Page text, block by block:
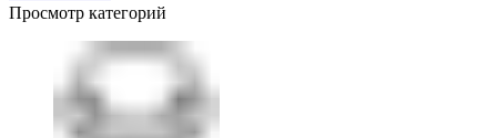
Просмотр категорий